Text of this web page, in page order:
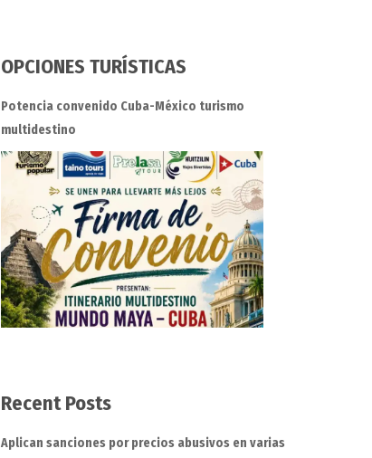
OPCIONES TURÍSTICAS
Potencia convenido Cuba-México turismo
multidestino
Recent Posts
Aplican sanciones por precios abusivos en varias